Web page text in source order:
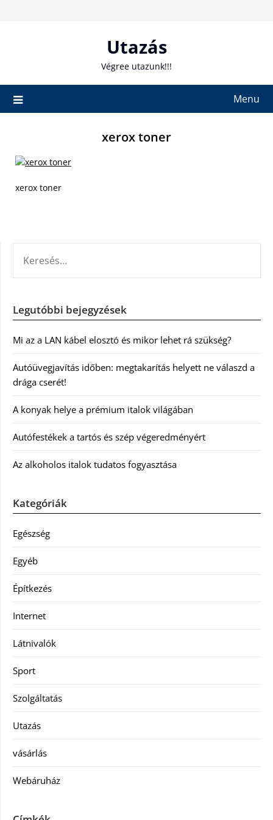
Utazás
Végree utazunk!!!
Menu
xerox toner
xerox toner
Legutóbbi bejegyzések
Mi az a LAN kábel elosztó és mikor lehet rá szükség?
Autóüvegjavítás időben: megtakarítás helyett ne válaszd a
drága cserét!
A konyak helye a prémium italok világában
Autófestékek a tartós és szép végeredményért
Az alkoholos italok tudatos fogyasztása
Kategóriák
Egészség
Egyéb
Építkezés
Internet
Látnivalók
Sport
Szolgáltatás
Utazás
vásárlás
Webáruház